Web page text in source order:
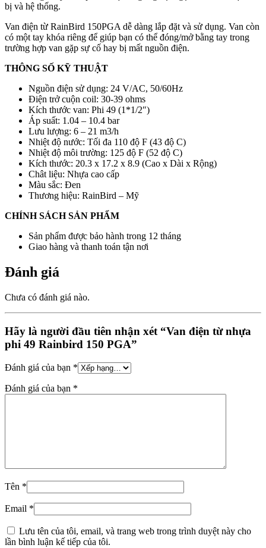
bị và hệ thống.
Van điện từ RainBird 150PGA dễ dàng lắp đặt và sử dụng. Van còn
có một tay khóa riêng để giúp bạn có thể đóng/mở bằng tay trong
trường hợp van gặp sự cố hay bị mất nguồn điện.
THÔNG SỐ KỸ THUẬT
Nguồn điện sử dụng: 24 V/AC, 50/60Hz
Điện trở cuộn coil: 30-39 ohms
Kích thước van: Phi 49 (1*1/2″)
Áp suất: 1.04 – 10.4 bar
Lưu lượng: 6 – 21 m3/h
Nhiệt độ nước: Tối đa 110 độ F (43 độ C)
Nhiệt độ môi trường: 125 độ F (52 độ C)
Kích thước: 20.3 x 17.2 x 8.9 (Cao x Dài x Rộng)
Chât liệu: Nhựa cao cấp
Màu sắc: Đen
Thương hiệu: RainBird – Mỹ
CHÍNH SÁCH SẢN PHẨM
Sản phẩm được bảo hành trong 12 tháng
Giao hàng và thanh toán tận nơi
Đánh giá
Chưa có đánh giá nào.
Hãy là người đầu tiên nhận xét “Van điện từ nhựa
phi 49 Rainbird 150 PGA”
Đánh giá của bạn *
Đánh giá của bạn *
Tên *
Email *
Lưu tên của tôi, email, và trang web trong trình duyệt này cho
lần bình luận kế tiếp của tôi.